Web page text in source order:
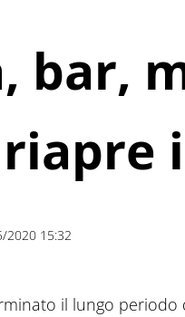
bar,
2020 15:32
il lungo